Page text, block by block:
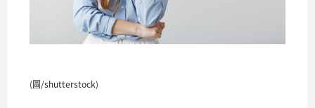
(圖/shutterstock)